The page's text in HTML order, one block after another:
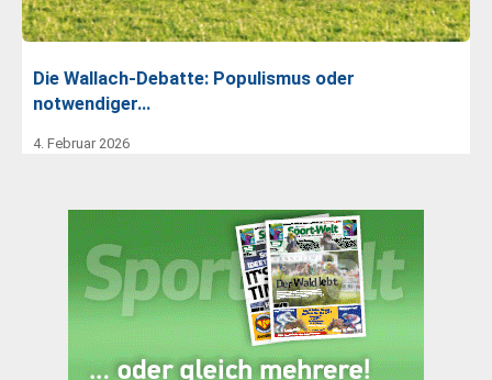
Die Wallach-Debatte: Populismus oder
notwendiger…
4. Februar 2026